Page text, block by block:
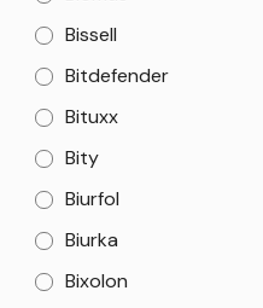
Bissell
Bitdefender
Bituxx
Bity
Biurfol
Biurka
Bixolon